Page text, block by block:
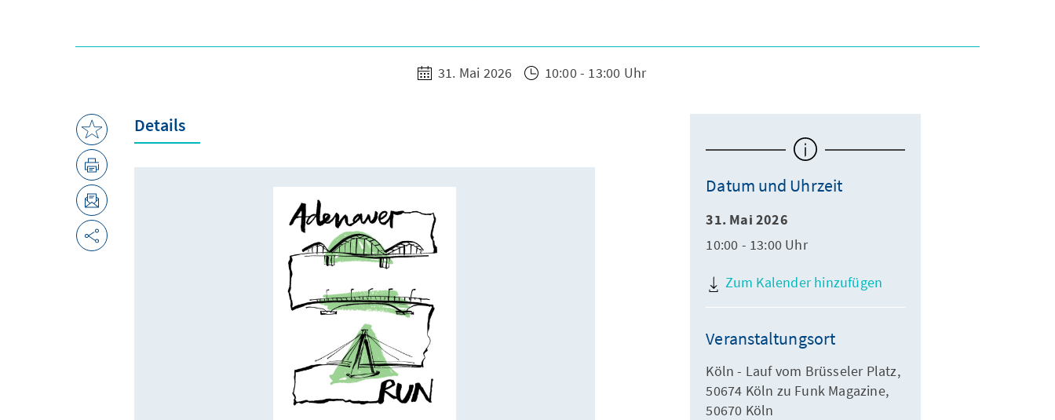
31. Mai 2026 10:00 - 13:00 Uhr
Details
Datum und Uhrzeit
31. Mai 2026
10:00 - 13:00 Uhr
Zum Kalender hinzufügen
Veranstaltungsort
Köln - Lauf vom Brüsseler Platz,
50674 Köln zu Funk Magazine,
50670 Köln